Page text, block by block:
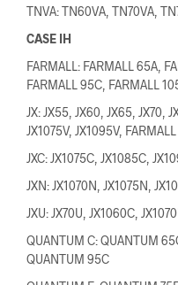
TNVA: TN60VA, TN70VA,
CASE IH
FARMALL: FARMALL 65A,
FARMALL 95C, FARMALL
JX: JX55, JX60, JX65, JX70,
JX1075V, JX1095V, FARMALL
JXC: JX1075C, JX1085C,
JXN: JX1070N, JX1075N,
JXU: JX70U, JX1060C,
QUANTUM C: QUANTUM
QUANTUM 95C